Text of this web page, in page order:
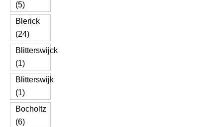
(5)
Blerick
(24)
Blitterswijck
(1)
Blitterswijk
(1)
Bocholtz
(6)